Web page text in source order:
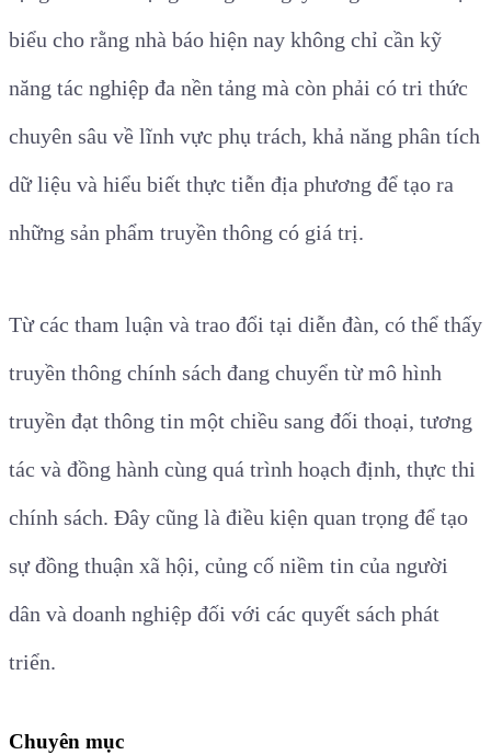
biểu cho rằng nhà báo hiện nay không chỉ cần kỹ
năng tác nghiệp đa nền tảng mà còn phải có tri thức
chuyên sâu về lĩnh vực phụ trách, khả năng phân tích
dữ liệu và hiểu biết thực tiễn địa phương để tạo ra
những sản phẩm truyền thông có giá trị.
Từ các tham luận và trao đổi tại diễn đàn, có thể thấy
truyền thông chính sách đang chuyển từ mô hình
truyền đạt thông tin một chiều sang đối thoại, tương
tác và đồng hành cùng quá trình hoạch định, thực thi
chính sách. Đây cũng là điều kiện quan trọng để tạo
sự đồng thuận xã hội, củng cố niềm tin của người
dân và doanh nghiệp đối với các quyết sách phát
triển.
Chuyên mục